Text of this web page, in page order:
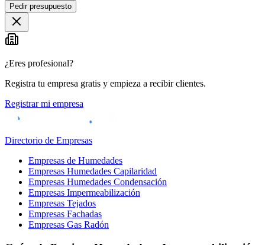
+
−
Pedir presupuesto
¿Eres profesional?
Registra tu empresa gratis y empieza a recibir clientes.
Registrar mi empresa
Directorio de Empresas
Empresas de Humedades
Empresas Humedades Capilaridad
Empresas Humedades Condensación
Empresas Impermeabilización
Empresas Tejados
Empresas Fachadas
Empresas Gas Radón